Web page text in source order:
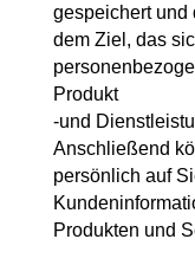
gespeichert und
dem Ziel, das
Produkt
-und
Anschließend
persönlich auf
Produkten und